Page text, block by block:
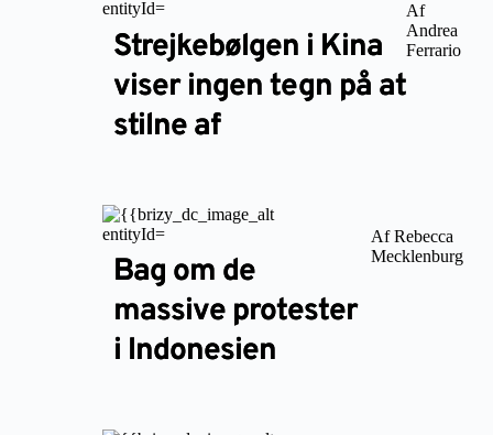
Strejkebølgen i Kina
viser ingen tegn på at
stilne af
Af
Andrea
Ferrario
Bag om de
massive protester
i Indonesien
Af Rebecca
Mecklenburg